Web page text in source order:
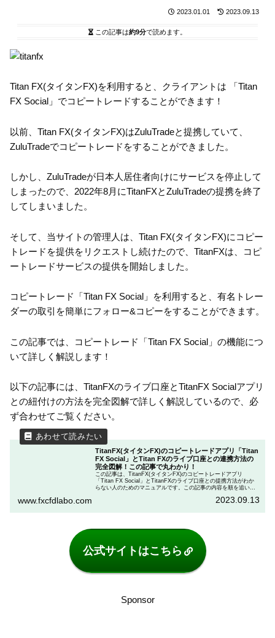
2023.01.01 2023.09.13
この記事は約9分で読めます。
Titan FX(タイタンFX)を利用すると、クライアントは 「Titan
FX Social」でコピートレードすることができます！
以前、Titan FX(タイタンFX)はZuluTradeと提携していて、
ZuluTradeでコピートレードをすることができました。
しかし、ZuluTradeが日本人居住者向けにサービスを停止して
しまったので、2022年8月にTitanFXとZuluTradeの提携を終了
してしまいました。
そして、当サイトの管理人は、Titan FX(タイタンFX)にコピー
トレードを提供をリクエストし続けたので、TitanFXは、コピ
ートレードサービスの提供を開始しました。
コピートレード「Titan FX Social」を利用すると、有名トレー
ダーの取引を簡単にフォロー&コピーをすることができます。
この記事では、コピートレード「Titan FX Social」の機能につ
いて詳しく解説します！
以下の記事には、TitanFXのライブ口座とTitanFX Socialアプリ
との紐付けの方法を完全図解で詳しく解説しているので、必
ず合わせてご覧ください。
TitanFX(タイタンFX)のコピートレードアプリ「Titan
FX Social」とTitan FXのライブ口座との連携方法の
完全図解！この記事で丸わかり！
この記事は、TitanFX(タイタンFX)のコピートレードアプリ
「Titan FX Social」とTitanFXのライブ口座との提携方法がわか
らない人のためのマニュアルです。この記事の内容を順を追いな
を連携させることができます。ぜひ、参考にしてください。
www.fxcfdlabo.com 2023.09.13
公式サイトはこちら
Sponsor